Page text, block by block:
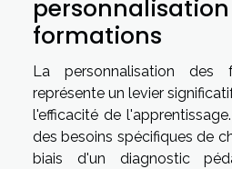
formations
La personnalisation des
représente un levier
l'efficacité de
des besoins spécifiques de
biais d'un diagnostic